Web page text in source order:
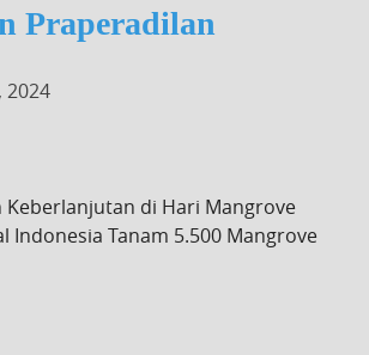
Praperadilan
2024
di Hari Mangrove
Indonesia Tanam 5.500 Mangrove